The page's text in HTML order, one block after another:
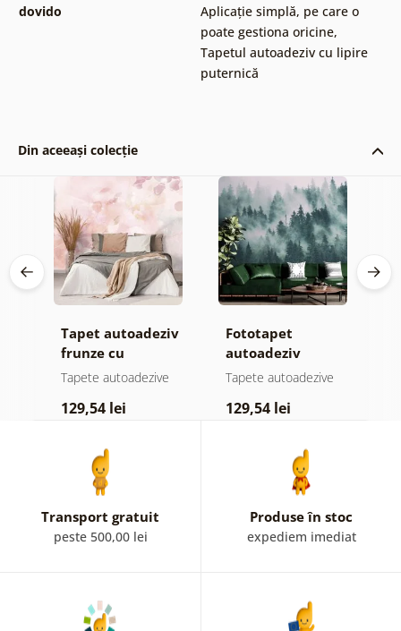
dovido
Aplicație simplă, pe care o
poate gestiona oricine,
Tapetul autoadeziv cu lipire
puternică
Din aceeași colecție
Tapet autoadeziv
frunze cu
atingere
Tapete autoadezive
129,54 lei
Fototapet
autoadeziv
pădure în ceață
Tapete autoadezive
129,54 lei
Transport gratuit
peste 500,00 lei
Produse în stoc
expediem imediat